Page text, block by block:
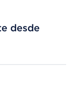
desde